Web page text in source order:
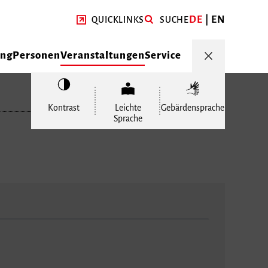
QUICKLINKS SUCHEDE EN
PersonenVeranstaltungenService
Kontrast
Leichte
Sprache
Gebärdensprache